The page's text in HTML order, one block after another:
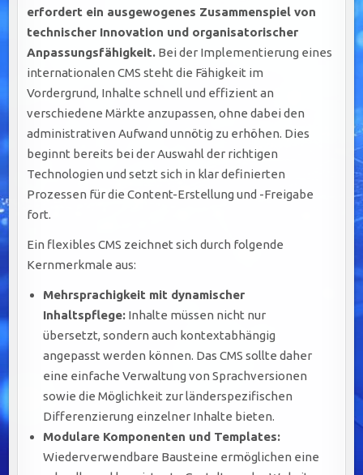
erfordert ein ausgewogenes Zusammenspiel von
technischer Innovation und organisatorischer
Anpassungsfähigkeit. Bei der Implementierung eines
internationalen CMS steht die Fähigkeit im
Vordergrund, Inhalte schnell und effizient an
verschiedene Märkte anzupassen, ohne dabei den
administrativen Aufwand unnötig zu erhöhen. Dies
beginnt bereits bei der Auswahl der richtigen
Technologien und setzt sich in klar definierten
Prozessen für die Content-Erstellung und -Freigabe
fort.
Ein flexibles CMS zeichnet sich durch folgende
Kernmerkmale aus:
Mehrsprachigkeit mit dynamischer
Inhaltspflege: Inhalte müssen nicht nur
übersetzt, sondern auch kontextabhängig
angepasst werden können. Das CMS sollte daher
eine einfache Verwaltung von Sprachversionen
sowie die Möglichkeit zur länderspezifischen
Differenzierung einzelner Inhalte bieten.
Modulare Komponenten und Templates:
Wiederverwendbare Bausteine ermöglichen eine